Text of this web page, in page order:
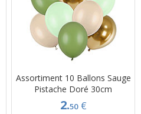
Assortiment 10 Ballons Sauge
Pistache Doré 30cm
2.50 €